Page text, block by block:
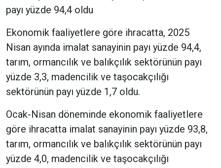
payı yüzde 94,4 oldu
Ekonomik faaliyetlere göre ihracatta, 2025
Nisan ayında imalat sanayinin payı yüzde 94,4,
tarım, ormancılık ve balıkçılık sektörünün payı
yüzde 3,3, madencilik ve taşocakçılığı
sektörünün payı yüzde 1,7 oldu.
Ocak-Nisan döneminde ekonomik faaliyetlere
göre ihracatta imalat sanayinin payı yüzde 93,8,
tarım, ormancılık ve balıkçılık sektörünün payı
yüzde 4,0, madencilik ve taşocakçılığı